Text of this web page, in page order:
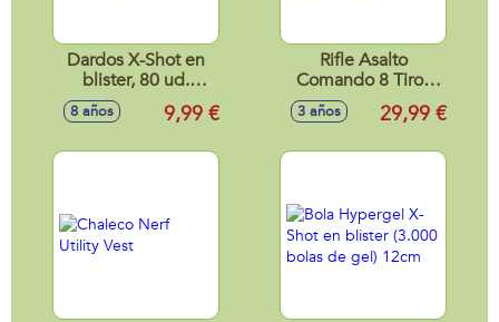
Dardos X-Shot en
blister, 80 ud.
19x6x28cm
8 años 9,99 €
Rifle Asalto
Comando 8 Tiros
72X24X5 Cm
3 años 29,99 €